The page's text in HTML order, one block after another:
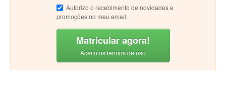
Autorizo o recebimento de novidades e
promoções no meu email.
Matricular agora!
Aceito os termos de uso